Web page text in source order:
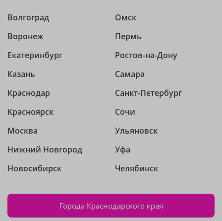
Волгоград
Воронеж
Екатеринбург
Казань
Краснодар
Красноярск
Москва
Нижний Новгород
Новосибирск
Омск
Пермь
Ростов-на-Дону
Самара
Санкт-Петербург
Сочи
Ульяновск
Уфа
Челябинск
Города Краснодарского края